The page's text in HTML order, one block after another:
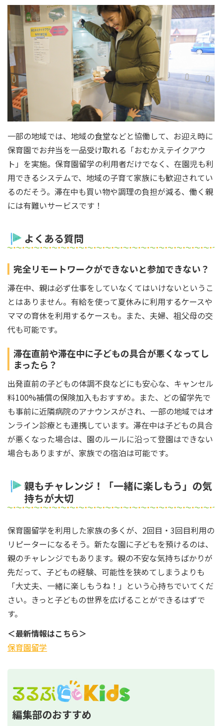
一部の地域では、地域の食堂などと協働して、お迎え時に
保育園でお弁当を一品受け取れる「おむかえテイクアウ
ト」を実施。保育園留学の利用者だけでなく、在園児も利
用できるシステムで、地域の子育て家族にも歓迎されてい
るのだそう。滞在中も買い物や調理の負担が減る、働く親
には有難いサービスです！
よくある質問
完全リモートワークができないと参加できない？
滞在中、親は必ず仕事をしていなくてはいけないというこ
とはありません。有給を使って夏休みに利用するケースや
ママの育休を利用するケースも。また、夫婦、祖父母の交
代も可能です。
滞在直前や滞在中に子どもの具合が悪くなってし
まったら？
出発直前の子どもの体調不良などにも安心な、キャンセル
料100%補償の保険加入もおすすめ。また、どの留学先で
も事前に近隣病院のアナウンスがされ、一部の地域ではオ
ンライン診療とも連携しています。滞在中は子どもの具合
が悪くなった場合は、園のルールに沿って登園はできない
場合もありますが、家族での宿泊は可能です。
親もチャレンジ！「一緒に楽しもう」の気
持ちが大切
保育園留学を利用した家族の多くが、2回目・3回目利用の
リピーターになるそう。新たな園に子どもを預けるのは、
親のチャレンジでもあります。親の不安な気持ちばかりが
先だって、子どもの経験、可能性を狭めてしまうよりも
「大丈夫、一緒に楽しもうね！」という心持ちでいてくだ
さい。きっと子どもの世界を広げることができるはずで
す。
＜最新情報はこちら＞
保育園留学
編集部のおすすめ